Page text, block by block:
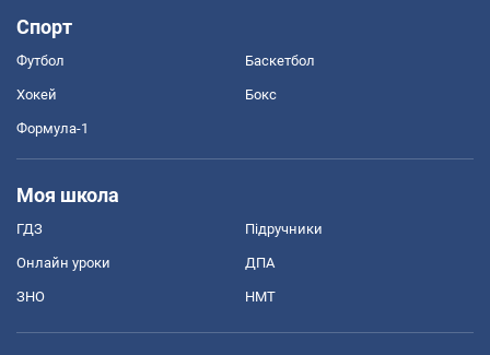
Спорт
Футбол Баскетбол
Хокей Бокс
Формула-1
Моя школа
ГДЗ Підручники
Онлайн уроки ДПА
ЗНО НМТ